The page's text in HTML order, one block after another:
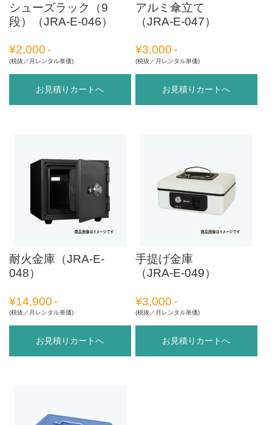
シューズラック（9
段）（JRA-E-046）
¥2,000
(税抜／月レンタル単価)
お見積りカートへ
アルミ傘立て
（JRA-E-047）
¥3,000
(税抜／月レンタル単価)
お見積りカートへ
耐火金庫（JRA-E-
048）
¥14,900
(税抜／月レンタル単価)
お見積りカートへ
手提げ金庫
（JRA-E-049）
¥3,000
(税抜／月レンタル単価)
お見積りカートへ